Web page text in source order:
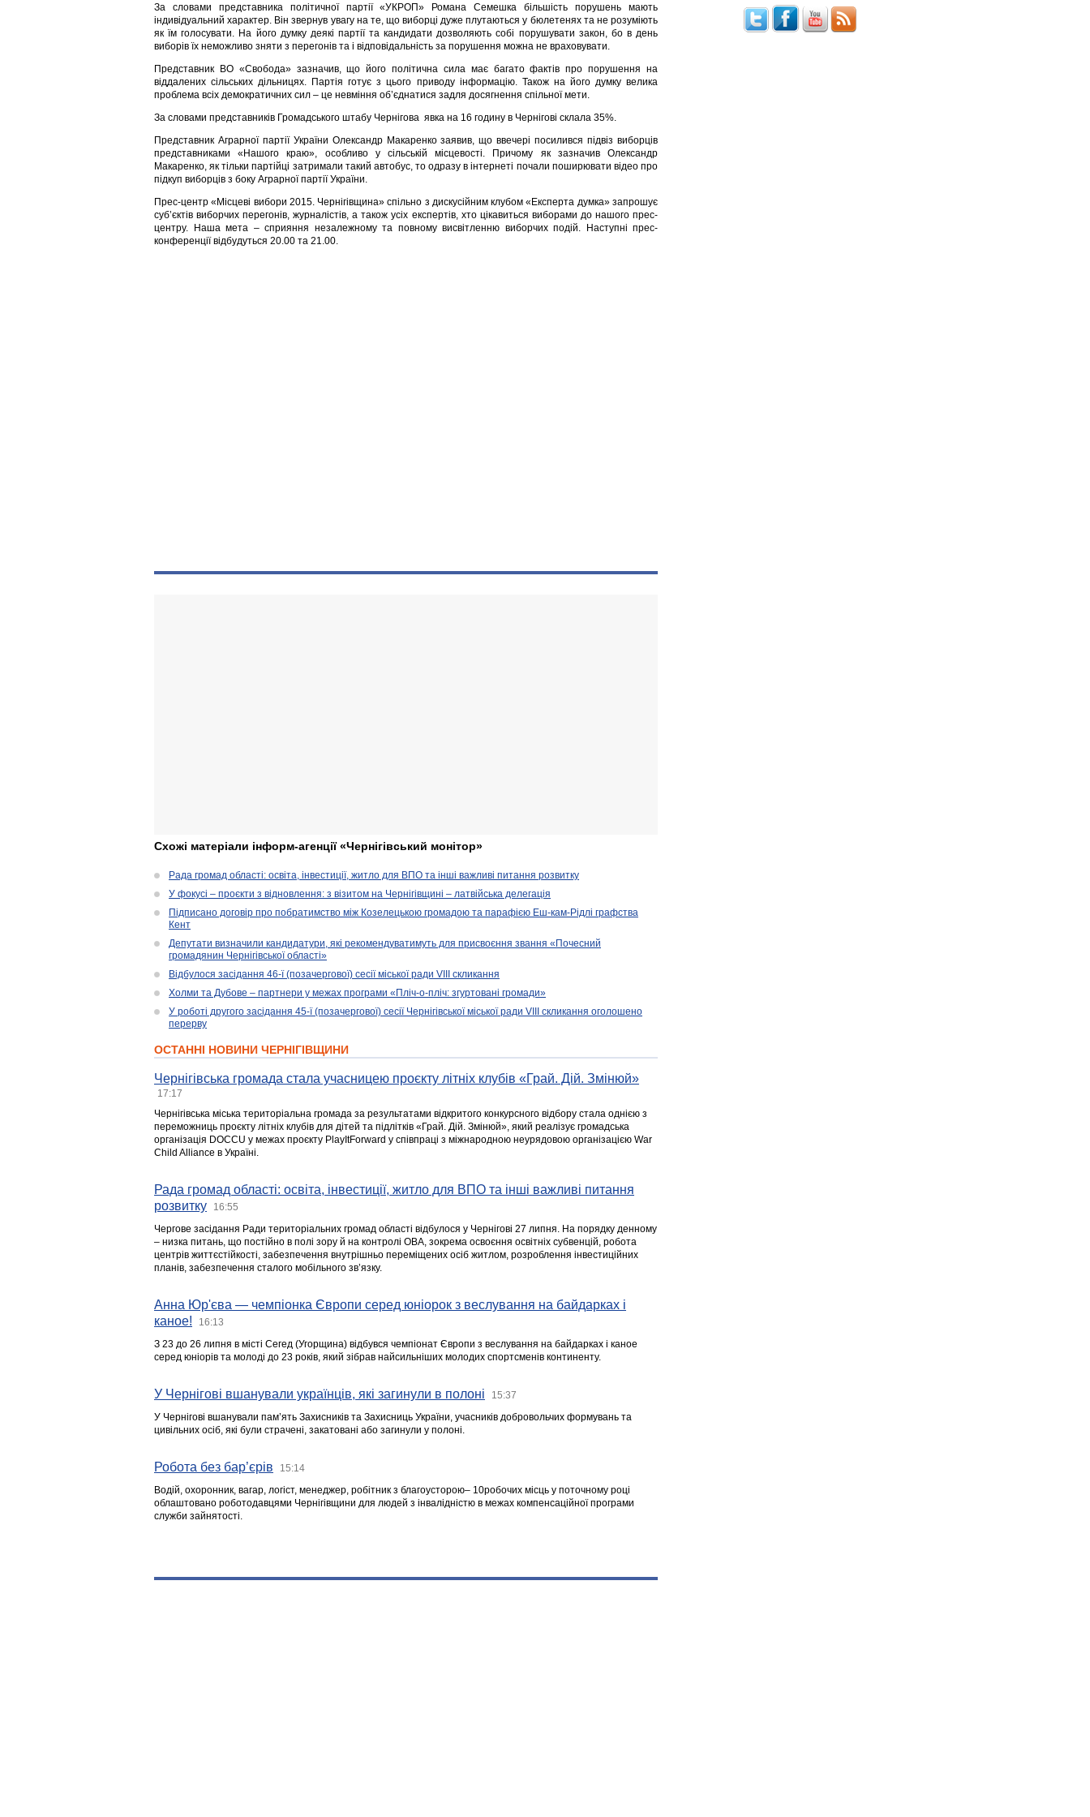
За словами представника політичної партії «УКРОП» Романа Семешка більшість порушень мають
індивідуальний характер. Він звернув увагу на те, що виборці дуже плутаються у бюлетенях та не розуміють
як їм голосувати. На його думку деякі партії та кандидати дозволяють собі порушувати закон, бо в день
виборів їх неможливо зняти з перегонів та і відповідальність за порушення можна не враховувати.
Представник ВО «Свобода» зазначив, що його політична сила має багато фактів про порушення на
віддалених сільських дільницях. Партія готує з цього приводу інформацію. Також на його думку велика
проблема всіх демократичних сил – це невміння об’єднатися задля досягнення спільної мети.
За словами представників Громадського штабу Чернігова явка на 16 годину в Чернігові склала 35%.
Представник Аграрної партії України Олександр Макаренко заявив, що ввечері посилився підвіз виборців
представниками «Нашого краю», особливо у сільській місцевості. Причому як зазначив Олександр
Макаренко, як тільки партійці затримали такий автобус, то одразу в інтернеті почали поширювати відео про
підкуп виборців з боку Аграрної партії України.
Прес-центр «Місцеві вибори 2015. Чернігівщина» спільно з дискусійним клубом «Експерта думка» запрошує
суб’єктів виборчих перегонів, журналістів, а також усіх експертів, хто цікавиться виборами до нашого прес-
центру. Наша мета – сприяння незалежному та повному висвітленню виборчих подій. Наступні прес-
конференції відбудуться 20.00 та 21.00.
Схожі матеріали інформ-агенції «Чернігівський монітор»
Рада громад області: освіта, інвестиції, житло для ВПО та інші важливі питання розвитку
У фокусі – проєкти з відновлення: з візитом на Чернігівщині – латвійська делегація
Підписано договір про побратимство між Козелецькою громадою та парафією Еш-кам-Рідлі графства
Кент
Депутати визначили кандидатури, які рекомендуватимуть для присвоєння звання «Почесний
громадянин Чернігівської області»
Відбулося засідання 46-ї (позачергової) сесії міської ради VIII скликання
Холми та Дубове – партнери у межах програми «Пліч-о-пліч: згуртовані громади»
У роботі другого засідання 45-ї (позачергової) сесії Чернігівської міської ради VIII скликання оголошено
перерву
ОСТАННІ НОВИНИ ЧЕРНІГІВЩИНИ
Чернігівська громада стала учасницею проєкту літніх клубів «Грай. Дій. Змінюй»
17:17
Чернігівська міська територіальна громада за результатами відкритого конкурсного відбору стала однією з
переможниць проєкту літніх клубів для дітей та підлітків «Грай. Дій. Змінюй», який реалізує громадська
організація DOCCU у межах проєкту PlayItForward у співпраці з міжнародною неурядовою організацією War
Child Alliance в Україні.
Рада громад області: освіта, інвестиції, житло для ВПО та інші важливі питання
розвитку
16:55
Чергове засідання Ради територіальних громад області відбулося у Чернігові 27 липня. На порядку денному
– низка питань, що постійно в полі зору й на контролі ОВА, зокрема освоєння освітніх субвенцій, робота
центрів життєстійкості, забезпечення внутрішньо переміщених осіб житлом, розроблення інвестиційних
планів, забезпечення сталого мобільного зв’язку.
Анна Юр'єва — чемпіонка Європи серед юніорок з веслування на байдарках і
каное!
16:13
З 23 до 26 липня в місті Сегед (Угорщина) відбувся чемпіонат Європи з веслування на байдарках і каное
серед юніорів та молоді до 23 років, який зібрав найсильніших молодих спортсменів континенту.
У Чернігові вшанували українців, які загинули в полоні 15:37
У Чернігові вшанували пам’ять Захисників та Захисниць України, учасників добровольчих формувань та
цивільних осіб, які були страчені, закатовані або загинули у полоні.
Робота без бар’єрів 15:14
Водій, охоронник, вагар, логіст, менеджер, робітник з благоусторою– 10робочих місць у поточному році
облаштовано роботодавцями Чернігівщини для людей з інвалідністю в межах компенсаційної програми
служби зайнятості.